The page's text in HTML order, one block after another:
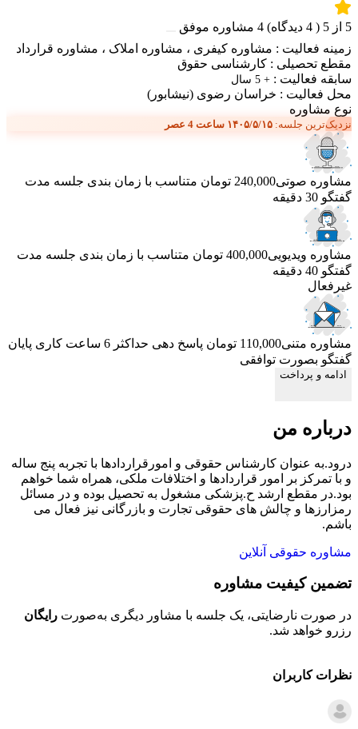
5 از 5
(
4 دیدگاه) 4 مشاوره موفق
زمینه فعالیت : مشاوره کیفری ، مشاوره املاک ، مشاوره قرارداد
مقطع تحصیلی : کارشناسی حقوق
سابقه فعالیت : + 5 سال
محل فعالیت : خراسان رضوی (نیشابور)
نوع مشاوره
نزدیک‌ترین جلسه: ۱۴۰۵/۵/۱۵ ساعت 4 عصر
مشاوره صوتی240,000 تومان متناسب با زمان بندی جلسه مدت
گفتگو 30 دقیقه
مشاوره ویدیویی400,000 تومان متناسب با زمان بندی جلسه مدت
گفتگو 40 دقیقه
غیرفعال
مشاوره متنی110,000 تومان پاسخ دهی حداکثر 6 ساعت کاری
پایان
گفتگو بصورت توافقی
ادامه و پرداخت
درباره من
درود.به عنوان کارشناس حقوقی و امورقراردادها با تجربه پنج ساله
و با تمرکز بر امور قراردادها و اختلافات ملکی، همراه شما خواهم
بود.در مقطع ارشد ح.پزشکی مشغول به تحصیل بوده و در مسائل
رمزارزها و چالش های حقوقی تجارت و بازرگانی نیز فعال می
باشم.
مشاوره حقوقی آنلاین
تضمین کیفیت مشاوره
در صورت نارضایتی، یک جلسه با مشاور دیگری به‌صورت رایگان
رزرو خواهد شد.
نظرات کاربران